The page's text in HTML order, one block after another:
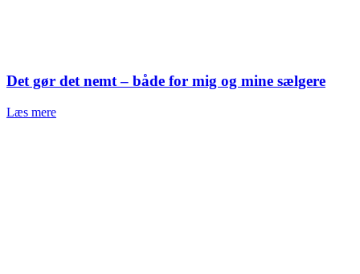
Det gør det nemt – både for mig og mine sælgere
Læs mere